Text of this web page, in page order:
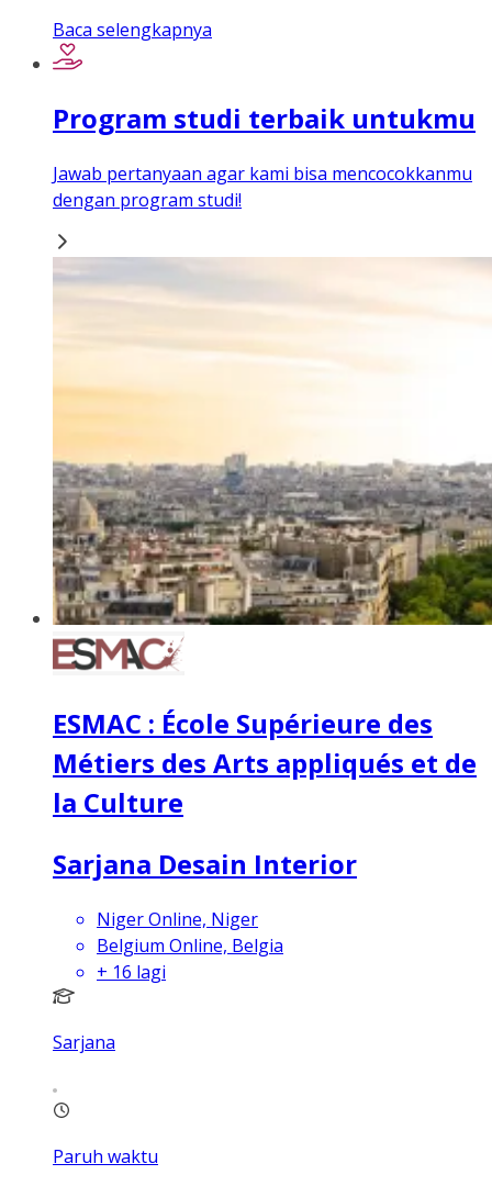
Baca selengkapnya
Program studi terbaik untukmu
Jawab pertanyaan agar kami bisa mencocokkanmu
dengan program studi!
ESMAC : École Supérieure des
Métiers des Arts appliqués et de
la Culture
Sarjana Desain Interior
Niger Online, Niger
Belgium Online, Belgia
+ 16 lagi
Sarjana
Paruh waktu